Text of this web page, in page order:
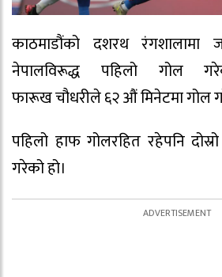
काठमाडौंको दशरथ रंगशालामा
नेपालविरूद्ध पहिलो गोल
फारूख चौधरीले ६२ औं मिनेटमा गोल
पहिलो हाफ गोलरहित रहेपनि
गरेको हो।